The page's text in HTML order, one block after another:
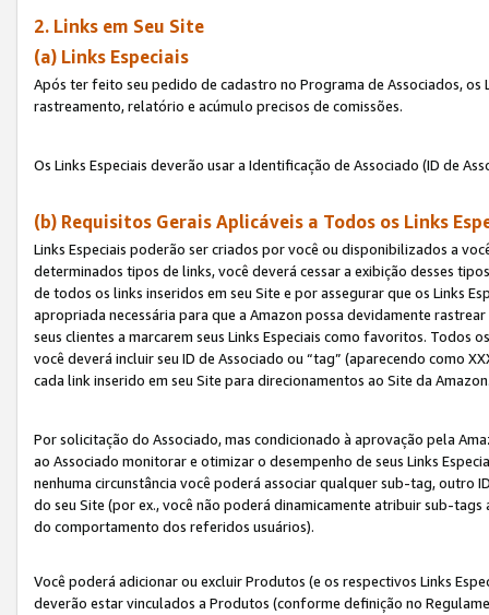
2. Links em Seu Site
(a) Links Especiais
Após ter feito seu pedido de cadastro no Programa de Associados, os
rastreamento, relatório e acúmulo precisos de comissões.
Os Links Especiais deverão usar a Identificação de Associado (ID de
(b) Requisitos Gerais Aplicáveis a Todos os Links
Links Especiais poderão ser criados por você ou disponibilizados a
determinados tipos de links, você deverá cessar a exibição desses
de todos os links inseridos em seu Site e por assegurar que os Links
apropriada necessária para que a Amazon possa devidamente
seus clientes a marcarem seus Links Especiais como favoritos. Todos
você deverá incluir seu ID de Associado ou “tag” (aparecendo como
cada link inserido em seu Site para direcionamentos ao Site da
Por solicitação do Associado, mas condicionado à aprovação pela
ao Associado monitorar e otimizar o desempenho de seus Links
nenhuma circunstância você poderá associar qualquer sub-tag,
do seu Site (por ex., você não poderá dinamicamente atribuir sub-
do comportamento dos referidos usuários).
Você poderá adicionar ou excluir Produtos (e os respectivos Links
deverão estar vinculados a Produtos (conforme definição no